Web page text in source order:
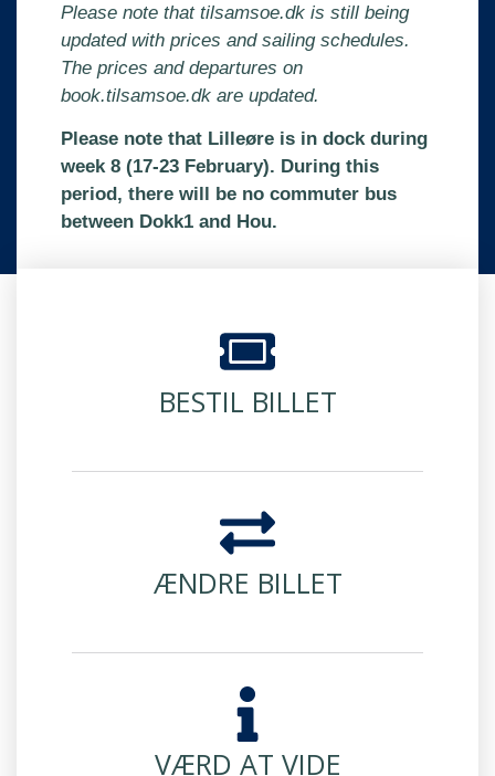
Please note that tilsamsoe.dk is still being
updated with prices and sailing schedules.
The prices and departures on
book.tilsamsoe.dk are updated.
Please note that Lilleøre is in dock during
week 8 (17-23 February). During this
period, there will be no commuter bus
between Dokk1 and Hou.
BESTIL BILLET
ÆNDRE BILLET
VÆRD AT VIDE